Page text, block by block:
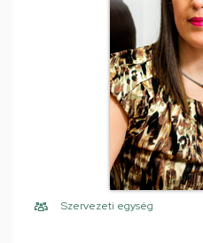
Szervezeti egység